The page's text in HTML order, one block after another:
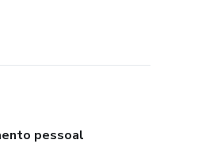
pessoal